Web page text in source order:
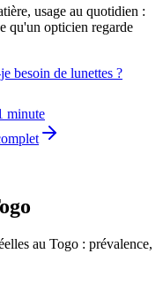
usage au quotidien :
qu'un opticien regarde
besoin de lunettes ?
minute
au Togo : prévalence,